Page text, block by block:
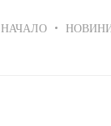
navigation
НАЧАЛО